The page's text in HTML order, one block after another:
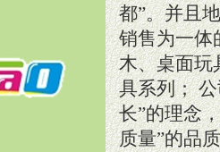
都”。并且
销售为一体
木、桌面玩
具系列；
长”的理念
质量”的品